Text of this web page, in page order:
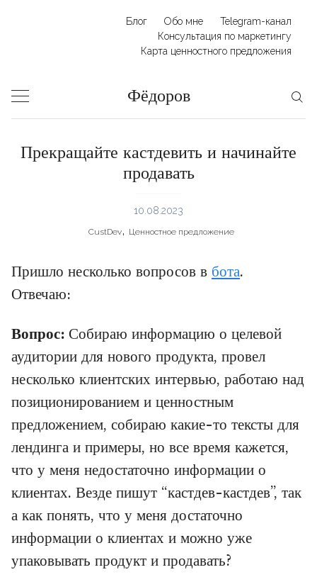
Блог Обо мне
Telegram-канал
Консультация по маркетингу
Карта ценностного предложения
Фёдоров
Прекращайте кастдевить и начинайте
продавать
10.08.2023
CustDev, Ценностное предложение
Пришло несколько вопросов в бота.
Отвечаю:
Вопрос: Собираю информацию о целевой
аудитории для нового продукта, провел
несколько клиентских интервью, работаю над
позиционированием и ценностным
предложением, собираю какие-то тексты для
лендинга и примеры, но все время кажется,
что у меня недостаточно информации о
клиентах. Везде пишут “кастдев-кастдев”, так
а как понять, что у меня достаточно
информации о клиентах и можно уже
упаковывать продукт и продавать?